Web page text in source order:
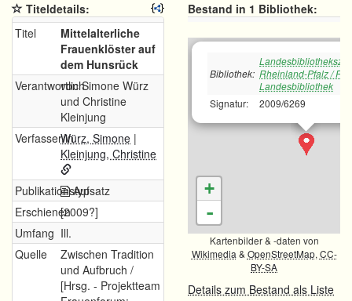
Titeldetails:
Titel
Mittelalterliche
Frauenklöster auf
dem Hunsrück
Verantwortlichvon Simone Würz
und Christine
Kleinjung
Verfasser/inWürz, Simone |
Kleinjung, Christine
PublikationstypAufsatz
Erschienen[2009?]
Umfang Ill.
Quelle
Zwischen Tradition
und Aufbruch /
[Hrsg. - Projektteam
Bestand in 1 Bibliothek:
Bibliothek: Rheinland-Pfalz /
Landesbibliothek
Signatur:
2009/6269
+
-
Kartenbilder & -daten von
Wikimedia & OpenStreetMap, CC-
BY-SA
Details zum Bestand als Liste